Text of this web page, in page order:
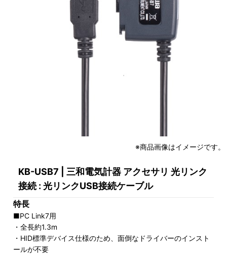
※商品画像はイメージです。
KB-USB7 | 三和電気計器 アクセサリ 光リンク
接続 : 光リンクUSB接続ケーブル
特長
■PC Link7用
・全長約1.3m
・HID標準デバイス仕様のため、面倒なドライバーのインスト
ールが不要